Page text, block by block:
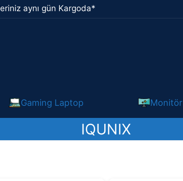
aynı gün Kargoda*
Gaming Laptop Monitör
IQUNIX